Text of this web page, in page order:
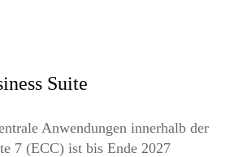
Suite
Anwendungen innerhalb der
7 (ECC) ist bis Ende 2027